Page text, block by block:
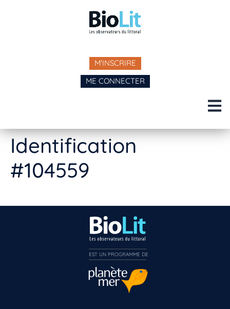
M'INSCRIRE
ME CONNECTER
Identification
#104559